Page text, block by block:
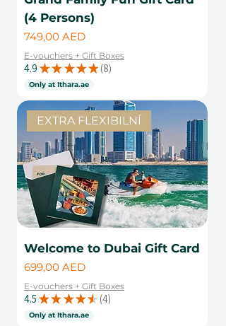
(4 Persons)
Cena
749,00 AED
E-vouchers + Gift Boxes
4.9 ★ ★ ★ ★ ★ 8
8
Only at Ithara.ae
EXTRA FLEXIBILNÍ
Welcome to Dubai Gift Card
Cena
699,00 AED
E-vouchers + Gift Boxes
4.5 ★ ★ ★ ★ ★ 4
4
Only at Ithara.ae